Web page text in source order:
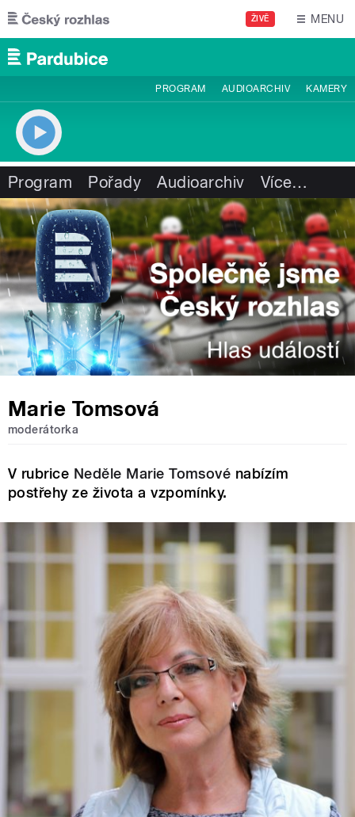
Přejít k hlavnímu obsahu
ŽIVĚ MENU
PROGRAM AUDIOARCHIV KAMERY
Program Pořady Audioarchiv Více…
Marie Tomsová
moderátorka
V rubrice Neděle Marie Tomsové nabízím
postřehy ze života a vzpomínky.